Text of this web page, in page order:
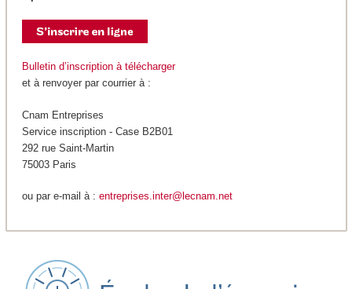
Bulletin d’inscription à télécharger
et à renvoyer par courrier à :
Cnam Entreprises
Service inscription - Case B2B01
292 rue Saint-Martin
75003 Paris
ou par e-mail à : entreprises.inter@lecnam.net